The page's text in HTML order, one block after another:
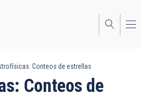
Conteos de estrellas
Conteos de